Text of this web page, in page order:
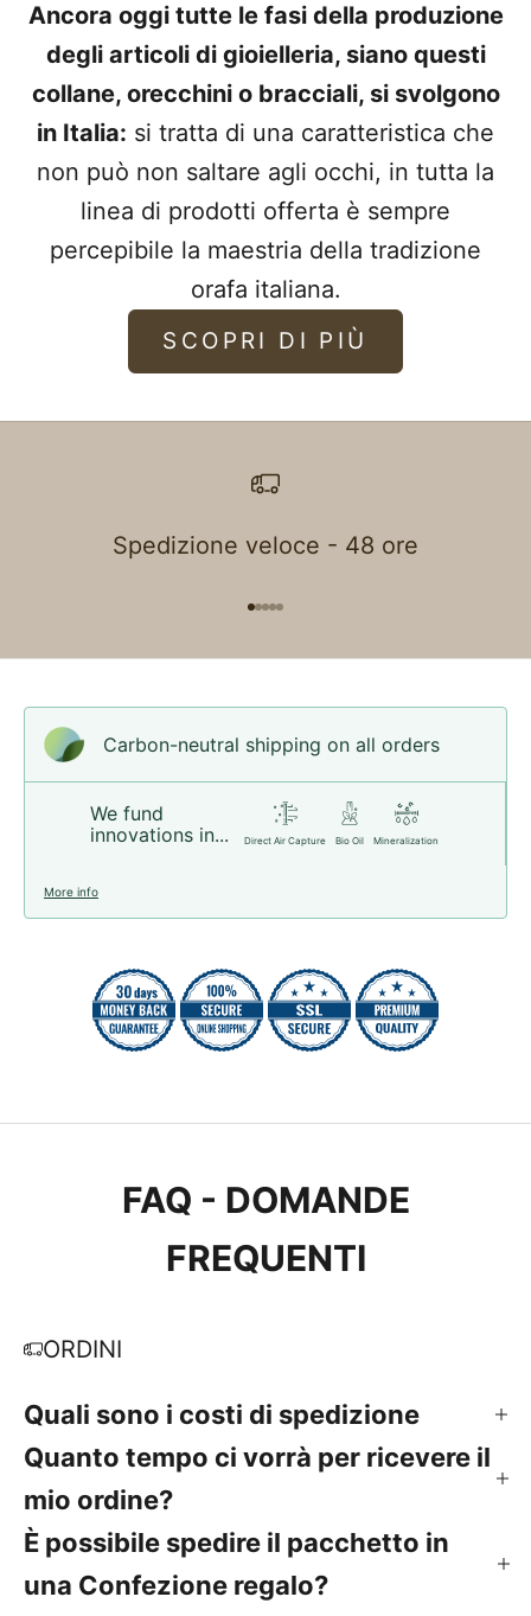
Ancora oggi tutte le fasi della produzione
degli articoli di gioielleria, siano questi
collane, orecchini o bracciali, si svolgono
in Italia: si tratta di una caratteristica che
non può non saltare agli occhi, in tutta la
linea di prodotti offerta è sempre
percepibile la maestria della tradizione
orafa italiana.
SCOPRI DI PIÙ
Spedizione veloce - 48 ore
Carbon-neutral shipping on all orders
We fund
innovations in...
Direct Air Capture Bio Oil Mineralization
More info
FAQ - DOMANDE
FREQUENTI
ORDINI
Quali sono i costi di spedizione
Quanto tempo ci vorrà per ricevere il
mio ordine?
È possibile spedire il pacchetto in
una Confezione regalo?